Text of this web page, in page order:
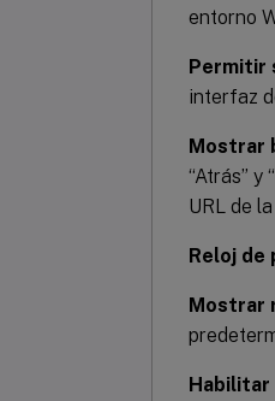
entorno
Permitir
interfaz
Mostrar
“Atrás” y
URL de
Reloj de
Mostrar
Habilitar